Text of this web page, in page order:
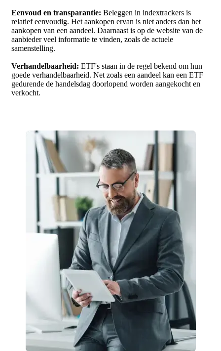
Eenvoud en transparantie: Beleggen in indextrackers is
relatief eenvoudig. Het aankopen ervan is niet anders dan het
aankopen van een aandeel. Daarnaast is op de website van de
aanbieder veel informatie te vinden, zoals de actuele
samenstelling.
Verhandelbaarheid: ETF's staan in de regel bekend om hun
goede verhandelbaarheid. Net zoals een aandeel kan een ETF
gedurende de handelsdag doorlopend worden aangekocht en
verkocht.